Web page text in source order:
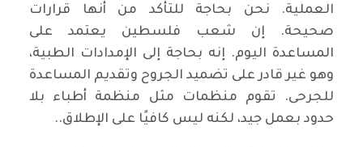
العملية. نحن بحاجة للتأكد من أنها قرارات
صحيحة. إن شعب فلسطين يعتمد على
المساعدة اليوم. إنه بحاجة إلى الإمدادات الطبية،
وهو غير قادر على تضميد الجروح وتقديم المساعدة
للجرحى. تقوم منظمات مثل منظمة أطباء بلا
حدود بعمل جيد، لكنه ليس كافيًا على الإطلاق..